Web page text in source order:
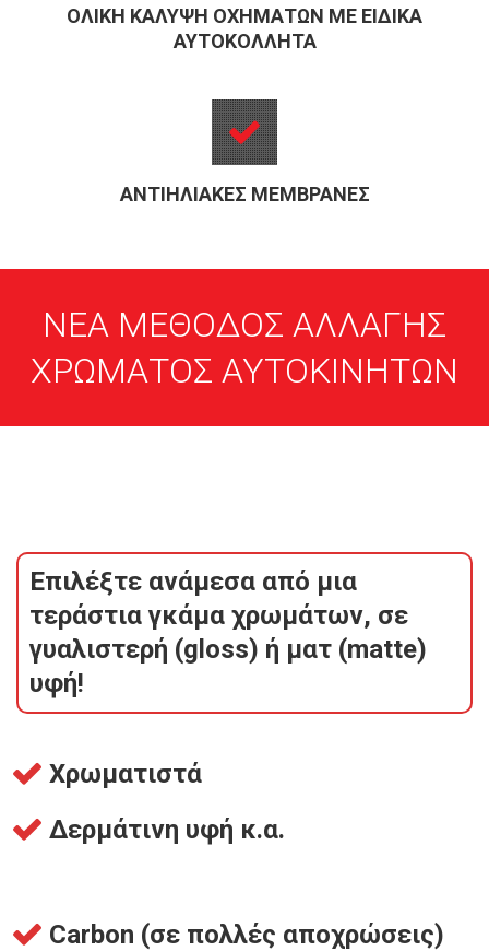
ΟΛΙΚΉ ΚΆΛΥΨΗ ΟΧΗΜΆΤΩΝ ΜΕ ΕΙΔΙΚΆ
ΑΥΤΟΚΌΛΛΗΤΑ
ΑΝΤΙΗΛΙΑΚΈΣ ΜΕΜΒΡΆΝΕΣ
ΝΕΑ ΜΕΘΟΔΟΣ ΑΛΛΑΓΗΣ
ΧΡΩΜΑΤΟΣ ΑΥΤΟΚΙΝΗΤΩΝ
Επιλέξτε ανάμεσα από μια
τεράστια γκάμα χρωμάτων, σε
γυαλιστερή (gloss) ή ματ (matte)
υφή!
Χρωματιστά
Δερμάτινη υφή κ.α.
Carbon (σε πολλές αποχρώσεις)